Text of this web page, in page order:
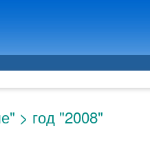
> год "2008"